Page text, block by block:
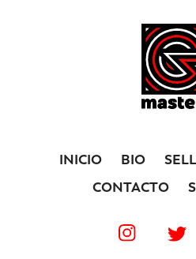
INICIO BIO
CONTACTO